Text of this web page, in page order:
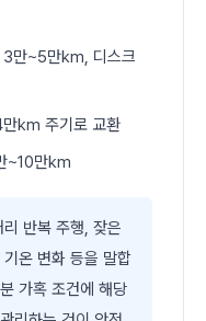
3만~5만km, 디스크
km 주기로 교환
~10만km
반복 주행, 잦은
온 변화 등을 말합
가혹 조건에 해당